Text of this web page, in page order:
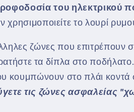
του ηλεκτρικού
χρησιμοποιείτε το λουρί
ζώνες που επιτρέπουν
τα δίπλα στο
κουμπώνουν στο πλάι
τις ζώνες ασφαλείας